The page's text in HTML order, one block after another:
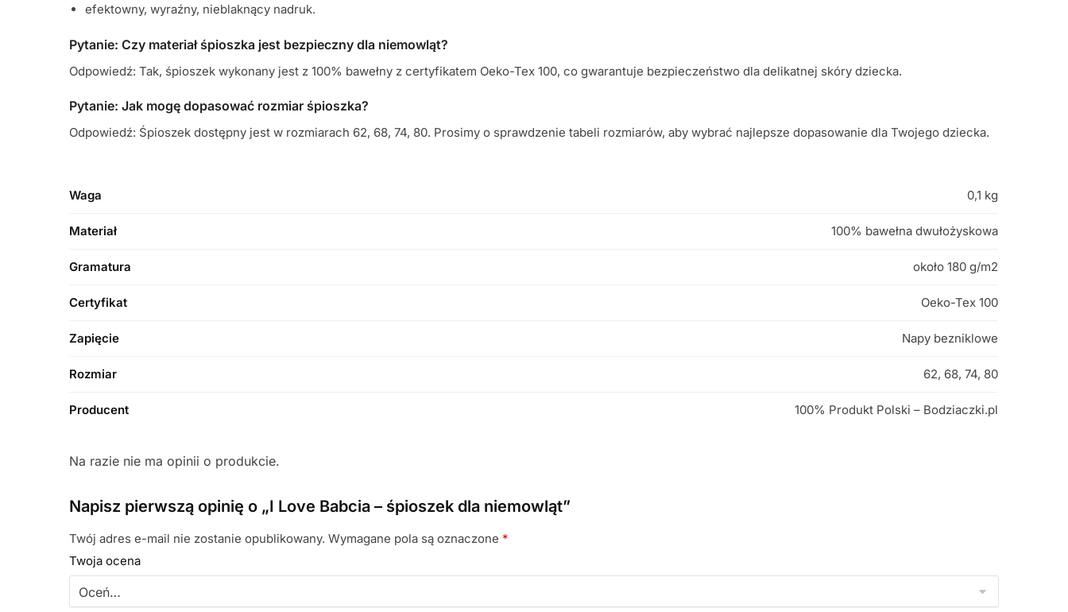
efektowny, wyraźny, nieblaknący nadruk.
Pytanie: Czy materiał śpioszka jest bezpieczny dla niemowląt?
Odpowiedź: Tak, śpioszek wykonany jest z 100% bawełny z certyfikatem Oeko-Tex 100, co gwarantuje bezpieczeństwo dla delikatnej skóry dziecka.
Pytanie: Jak mogę dopasować rozmiar śpioszka?
Odpowiedź: Śpioszek dostępny jest w rozmiarach 62, 68, 74, 80. Prosimy o sprawdzenie tabeli rozmiarów, aby wybrać najlepsze dopasowanie dla Twojego dziecka.
Waga 0,1 kg
Materiał 100% bawełna dwułożyskowa
Gramatura około 180 g/m2
Certyfikat Oeko-Tex 100
Zapięcie Napy bezniklowe
Rozmiar 62, 68, 74, 80
Producent 100% Produkt Polski – Bodziaczki.pl
Na razie nie ma opinii o produkcie.
Napisz pierwszą opinię o „I Love Babcia – śpioszek dla niemowląt”
Twój adres e-mail nie zostanie opublikowany. Wymagane pola są oznaczone *
Twoja ocena